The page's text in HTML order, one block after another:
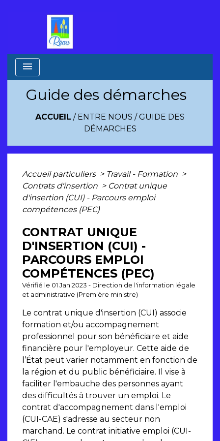
menu
Guide des démarches
ACCUEIL / ENTRE NOUS /GUIDE DES
DÉMARCHES
Accueil particuliers > Travail - Formation >
Contrats d'insertion > Contrat unique
d'insertion (CUI) - Parcours emploi
compétences (PEC)
CONTRAT UNIQUE
D'INSERTION (CUI) -
PARCOURS EMPLOI
COMPÉTENCES (PEC)
Vérifié le 01 Jan 2023 - Direction de l'information légale
et administrative (Première ministre)
Le contrat unique d'insertion (CUI) associe
formation et/ou accompagnement
professionnel pour son bénéficiaire et aide
financière pour l'employeur. Cette aide de
l’État peut varier notamment en fonction de
la région et du public bénéficiaire. Il vise à
faciliter l'embauche des personnes ayant
des difficultés à trouver un emploi. Le
contrat d'accompagnement dans l'emploi
(CUI-CAE) s'adresse au secteur non
marchand. Le contrat initiative emploi (CUI-